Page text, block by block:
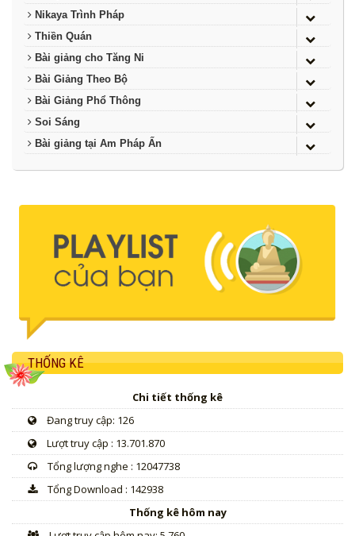
Nikaya Trình Pháp
Thiền Quán
Bài giảng cho Tăng Ni
Bài Giảng Theo Bộ
Bài Giảng Phổ Thông
Soi Sáng
Bài giảng tại Am Pháp Ấn
THỐNG KÊ
Chi tiết thống kê
Đang truy cập: 126
Lượt truy cập : 13.701.870
Tổng lượng nghe : 12047738
Tổng Download : 142938
Thống kê hôm nay